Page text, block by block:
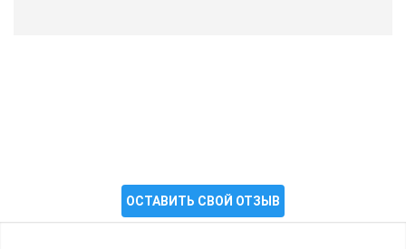
ОСТАВИТЬ СВОЙ ОТЗЫВ